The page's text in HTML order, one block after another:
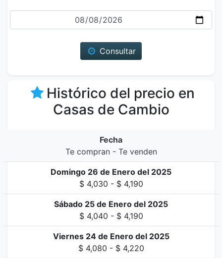
Fecha
Consultar
Histórico del precio en
Casas de Cambio
Fecha
Te compran - Te venden
Domingo 26 de Enero del 2025
$ 4,030 - $ 4,190
Sábado 25 de Enero del 2025
$ 4,040 - $ 4,190
Viernes 24 de Enero del 2025
$ 4,080 - $ 4,220